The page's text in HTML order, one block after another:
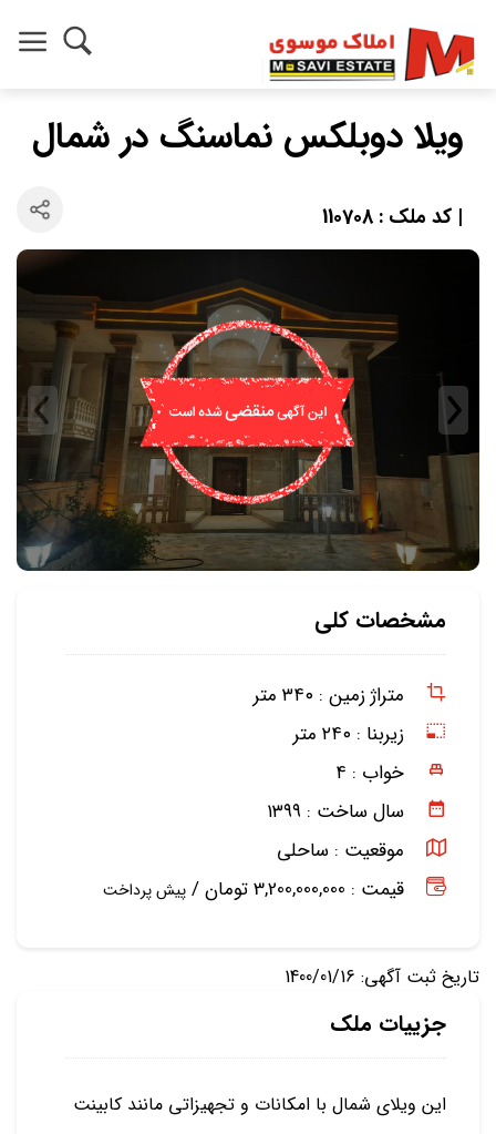
ویلا دوبلکس نماسنگ در شمال
| کد ملک : 110708
مشخصات کلی
متراژ زمین : ۳۴۰ متر
زیربنا : ۲۴۰ متر
خواب : ۴
سال ساخت : ۱۳۹۹
موقعیت : ساحلی
قیمت : 3,200,000,000 تومان /
پیش پرداخت
تاریخ ثبت آگهی: 1400/01/16
جزییات ملک
این ویلای شمال با امکانات و تجهیزاتی مانند کابینت